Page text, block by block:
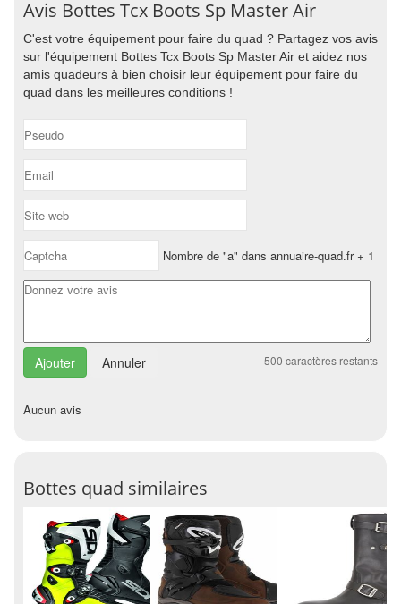
Avis Bottes Tcx Boots Sp Master Air
C'est votre équipement pour faire du quad ? Partagez vos avis
sur l'équipement Bottes Tcx Boots Sp Master Air et aidez nos
amis quadeurs à bien choisir leur équipement pour faire du
quad dans les meilleures conditions !
Nombre de "a" dans annuaire-quad.fr + 1
Annuler 500 caractères restants
Aucun avis
Bottes quad similaires